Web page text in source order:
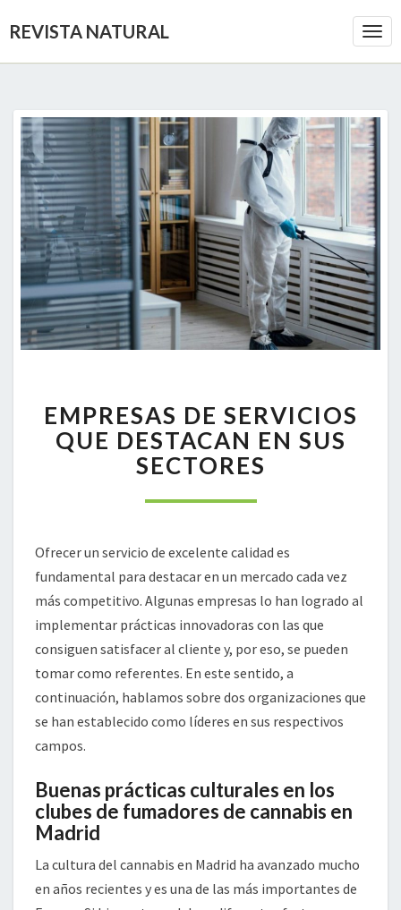
REVISTA NATURAL
DE
SERVICIOS
QUE
DESTACAN
EMPRESAS DE SERVICIOS
QUE DESTACAN EN SUS
SECTORES
Ofrecer un servicio de excelente calidad es
fundamental para destacar en un mercado cada vez
más competitivo. Algunas empresas lo han logrado al
implementar prácticas innovadoras con las que
consiguen satisfacer al cliente y, por eso, se pueden
tomar como referentes. En este sentido, a
continuación, hablamos sobre dos organizaciones que
se han establecido como líderes en sus respectivos
campos.
Buenas prácticas culturales en los
clubes de fumadores de cannabis en
Madrid
La cultura del cannabis en Madrid ha avanzado mucho
en años recientes y es una de las más importantes de